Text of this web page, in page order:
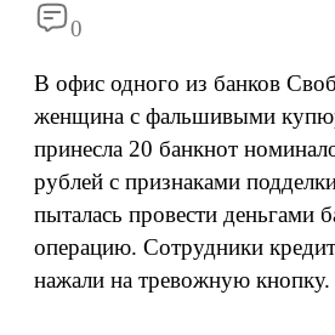
0
В офис одного из банков
женщина с фальшивыми
принесла 20 банкнот
рублей с признаками
пыталась провести деньгами
операцию. Сотрудники
нажали на тревожную кнопку.